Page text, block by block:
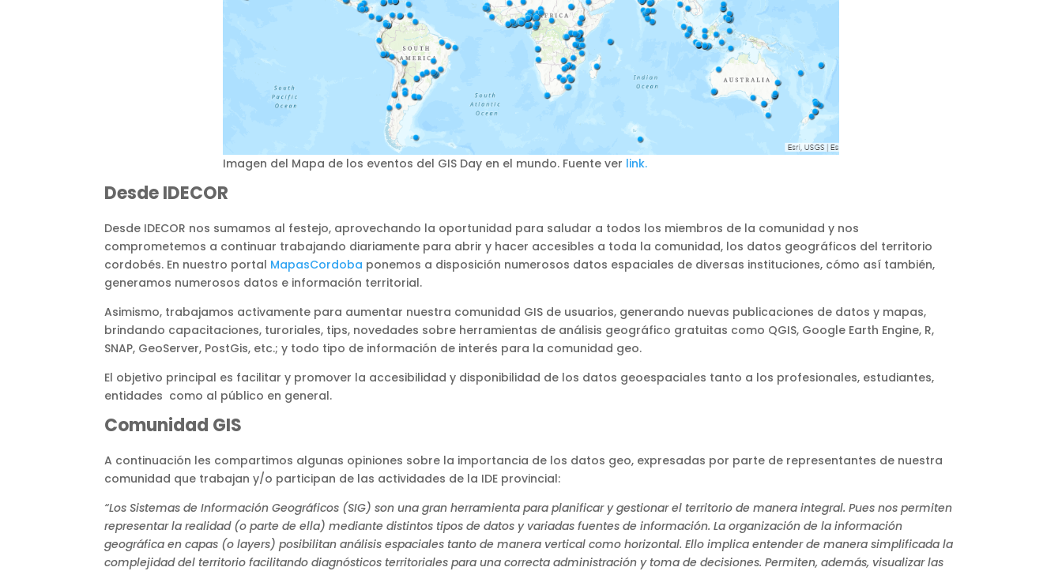
Imagen del Mapa de los eventos del GIS Day en el mundo. Fuente ver link.
Desde IDECOR
Desde IDECOR nos sumamos al festejo, aprovechando la oportunidad para saludar a todos los miembros de la comunidad y nos
comprometemos a continuar trabajando diariamente para abrir y hacer accesibles a toda la comunidad, los datos geográficos del territorio
cordobés. En nuestro portal MapasCordoba ponemos a disposición numerosos datos espaciales de diversas instituciones, cómo así también,
generamos numerosos datos e información territorial.
Asimismo, trabajamos activamente para aumentar nuestra comunidad GIS de usuarios, generando nuevas publicaciones de datos y mapas,
brindando capacitaciones, turoriales, tips, novedades sobre herramientas de análisis geográfico gratuitas como QGIS, Google Earth Engine, R,
SNAP, GeoServer, PostGis, etc.; y todo tipo de información de interés para la comunidad geo.
El objetivo principal es facilitar y promover la accesibilidad y disponibilidad de los datos geoespaciales tanto a los profesionales, estudiantes,
entidades como al público en general.
Comunidad GIS
A continuación les compartimos algunas opiniones sobre la importancia de los datos geo, expresadas por parte de representantes de nuestra
comunidad que trabajan y/o participan de las actividades de la IDE provincial:
“Los Sistemas de Información Geográficos (SIG) son una gran herramienta para planificar y gestionar el territorio de manera integral. Pues nos permiten
representar la realidad (o parte de ella) mediante distintos tipos de datos y variadas fuentes de información. La organización de la información
geográfica en capas (o layers) posibilitan análisis espaciales tanto de manera vertical como horizontal. Ello implica entender de manera simplificada la
complejidad del territorio facilitando diagnósticos territoriales para una correcta administración y toma de decisiones. Permiten, además, visualizar las